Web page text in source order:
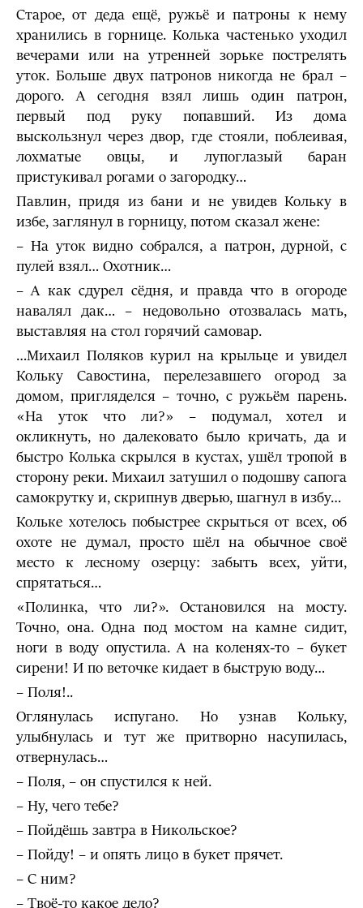
Старое, от деда ещё, ружьё и патроны к нему
хранились в горнице. Колька частенько уходил
вечерами или на утренней зорьке пострелять
уток. Больше двух патронов никогда не брал –
дорого. А сегодня взял лишь один патрон,
первый под руку попавший. Из дома
выскользнул через двор, где стояли, поблеивая,
лохматые овцы, и лупоглазый баран
пристукивал рогами о загородку…
Павлин, придя из бани и не увидев Кольку в
избе, заглянул в горницу, потом сказал жене:
– На уток видно собрался, а патрон, дурной, с
пулей взял… Охотник…
– А как сдурел сёдня, и правда что в огороде
навалял дак… – недовольно отозвалась мать,
выставляя на стол горячий самовар.
…Михаил Поляков курил на крыльце и увидел
Кольку Савостина, перелезавшего огород за
домом, пригляделся – точно, с ружьём парень.
«На уток что ли?» – подумал, хотел и
окликнуть, но далековато было кричать, да и
быстро Колька скрылся в кустах, ушёл тропой в
сторону реки. Михаил затушил о подошву сапога
самокрутку и, скрипнув дверью, шагнул в избу…
Кольке хотелось побыстрее скрыться от всех, об
охоте не думал, просто шёл на обычное своё
место к лесному озерцу: забыть всех, уйти,
спрятаться…
«Полинка, что ли?». Остановился на мосту.
Точно, она. Одна под мостом на камне сидит,
ноги в воду опустила. А на коленях-то – букет
сирени! И по веточке кидает в быструю воду…
– Поля!..
Оглянулась испугано. Но узнав Кольку,
улыбнулась и тут же притворно насупилась,
отвернулась…
– Поля, – он спустился к ней.
– Ну, чего тебе?
– Пойдёшь завтра в Никольское?
– Пойду! – и опять лицо в букет прячет.
– С ним?
– Твоё-то какое дело?